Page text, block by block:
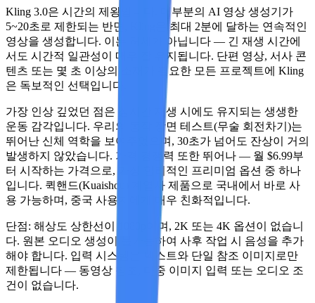
Kling 3.0은 시간의 제왕입니다. 대부분의 AI 영상 생성기가
5~20초로 제한되는 반면, Kling은 최대 2분에 달하는 연속적인
영상을 생성합니다. 이는 허세가 아닙니다 — 긴 재생 시간에
서도 시간적 일관성이 매우 잘 유지됩니다. 단편 영상, 서사 콘
텐츠 또는 몇 초 이상의 소재가 필요한 모든 프로젝트에 Kling
은 독보적인 선택입니다.
가장 인상 깊었던 점은 장시간 재생 시에도 유지되는 생생한
운동 감각입니다. 우리의 동작 장면 테스트(무술 회전차기)는
뛰어난 신체 역학을 보여주었으며, 30초가 넘어도 잔상이 거의
발생하지 않았습니다. 가격 경쟁력 또한 뛰어나 — 월 $6.99부
터 시작하는 가격으로, 가장 합리적인 프리미엄 옵션 중 하나
입니다. 퀵핸드(Kuaishou) 계열사 제품으로 국내에서 바로 사
용 가능하며, 중국 사용자에게 매우 친화적입니다.
단점: 해상도 상한선이 1080p이며, 2K 또는 4K 옵션이 없습니
다. 원본 오디오 생성이 불가능하여 사후 작업 시 음성을 추가
해야 합니다. 입력 시스템은 텍스트와 단일 참조 이미지로만
제한됩니다 — 동영상 참조, 다중 이미지 입력 또는 오디오 조
건이 없습니다.